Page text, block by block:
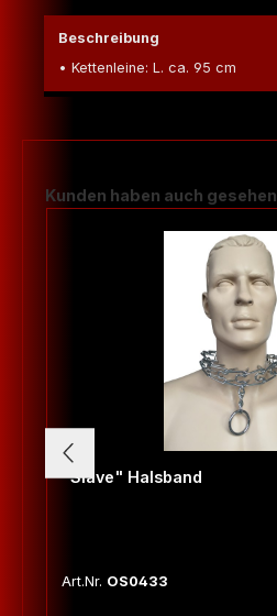
Beschreibung
• Kettenleine: L. ca. 95 cm
Produktgalerie überspringen
Kunden haben auch gesehen
"Slave" Halsband
Art.Nr. OS0433